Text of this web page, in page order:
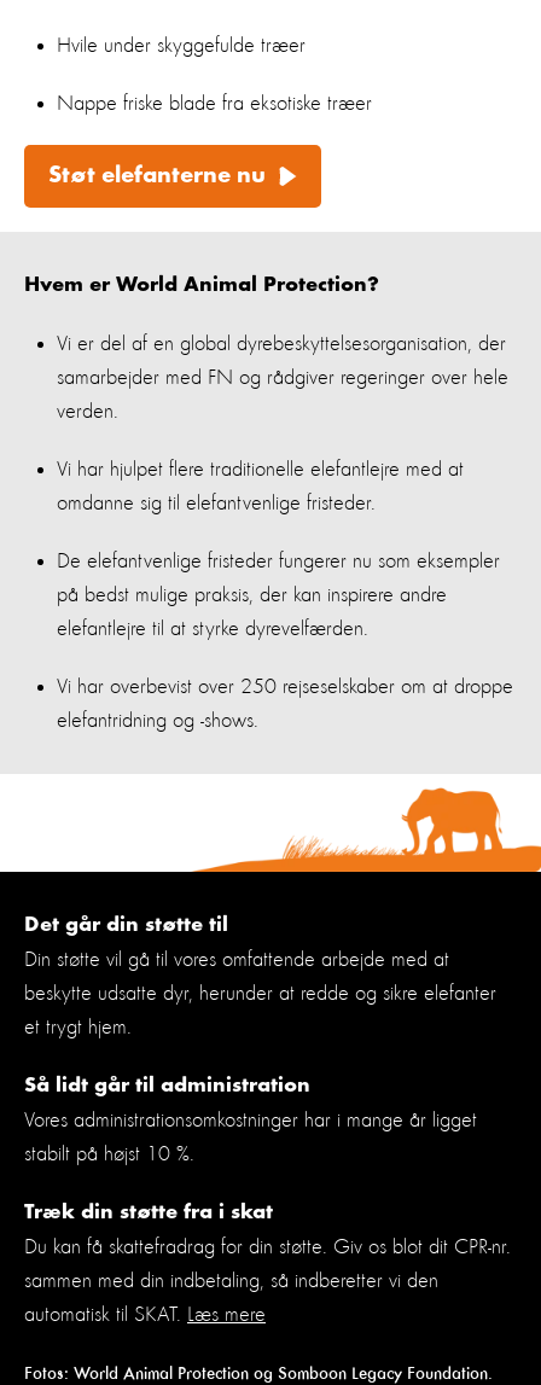
Hvile under skyggefulde træer
Nappe friske blade fra eksotiske træer
Støt elefanterne nu
Hvem er World Animal Protection?
Vi er del af en global dyrebeskyttelsesorganisation, der
samarbejder med FN og rådgiver regeringer over hele
verden.
Vi har hjulpet flere traditionelle elefantlejre med at
omdanne sig til elefantvenlige fristeder.
De elefantvenlige fristeder fungerer nu som eksempler
på bedst mulige praksis, der kan inspirere andre
elefantlejre til at styrke dyrevelfærden.
Vi har overbevist over 250 rejseselskaber om at droppe
elefantridning og -shows.
Det går din støtte til
Din støtte vil gå til vores omfattende arbejde med at
beskytte udsatte dyr, herunder at redde og sikre elefanter
et trygt hjem.
Så lidt går til administration
Vores administrationsomkostninger har i mange år ligget
stabilt på højst 10 %.
Træk din støtte fra i skat
Du kan få skattefradrag for din støtte. Giv os blot dit CPR-nr.
sammen med din indbetaling, så indberetter vi den
automatisk til SKAT. Læs mere
Fotos: World Animal Protection og Somboon Legacy Foundation.